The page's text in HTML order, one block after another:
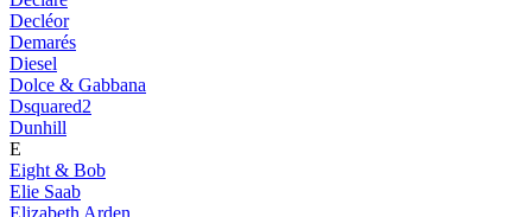
Decléor
Demarés
Diesel
Dolce & Gabbana
Dsquared2
Dunhill
E
Eight & Bob
Elie Saab
Elizabeth Arden